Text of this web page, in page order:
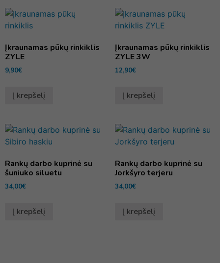
Įkraunamas pūkų rinkiklis
ZYLE
9,90€
Į krepšelį
Įkraunamas pūkų rinkiklis
ZYLE 3W
12,90€
Į krepšelį
Rankų darbo kuprinė su
šuniuko siluetu
34,00€
Į krepšelį
Rankų darbo kuprinė su
Jorkšyro terjeru
34,00€
Į krepšelį